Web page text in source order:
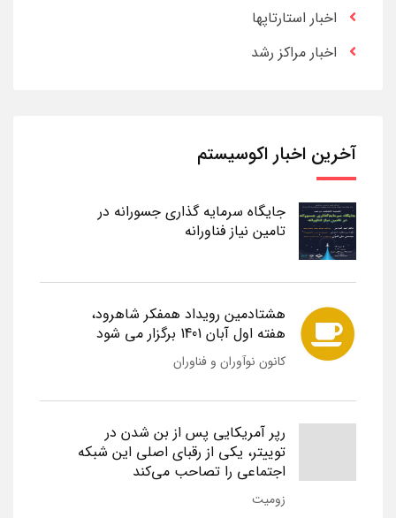
اخبار استارتاپها
اخبار مراکز رشد
آخرین اخبار اکوسیستم
جایگاه سرمایه گذاری جسورانه در
تامین نیاز فناورانه
هشتادمین رویداد همفکر شاهرود،
هفته اول آبان 1401 برگزار می شود
کانون نوآوران و فناوران
رپر آمریکایی پس از بن شدن در
توییتر، یکی از رقبای اصلی این شبکه
اجتماعی را تصاحب می‌کند
زومیت